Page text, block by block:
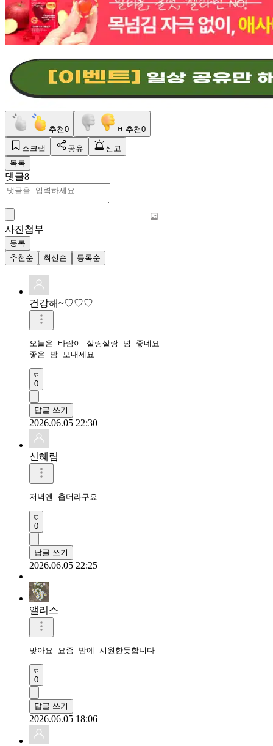
추천0 비추천0
스크랩 공유
신고
목록
댓글8
사진첨부
등록
추천순
최신순 등록순
건강해~♡♡♡
오늘은 바람이 살링살랑 넘 좋네요
좋은 밤 보내세요
0
답글 쓰기
2026.06.05 22:30
신혜림
저녁엔 춥더라구요
0
답글 쓰기
2026.06.05 22:25
앨리스
맞아요 요즘 밤에 시원한듯합니다
0
답글 쓰기
2026.06.05 18:06